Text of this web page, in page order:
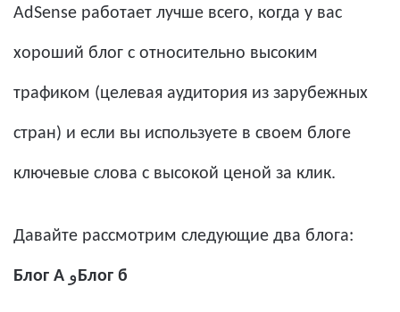
AdSense работает лучше всего, когда у вас
хороший блог с относительно высоким
трафиком (целевая аудитория из зарубежных
стран) и если вы используете в своем блоге
ключевые слова с высокой ценой за клик.
Давайте рассмотрим следующие два блога:
Блог А وБлог б